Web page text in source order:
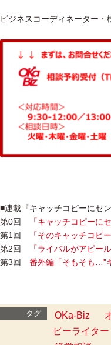
ビジネスコーディネーター・
■連載『キャッチコピーにセ
第0回
「キャッチコピーに
第1回
「そのキャッチコピ
第2回
「ライバルがアピー
第3回 番外編「そもそも…"
タグ OKa-Biz
ピーライター